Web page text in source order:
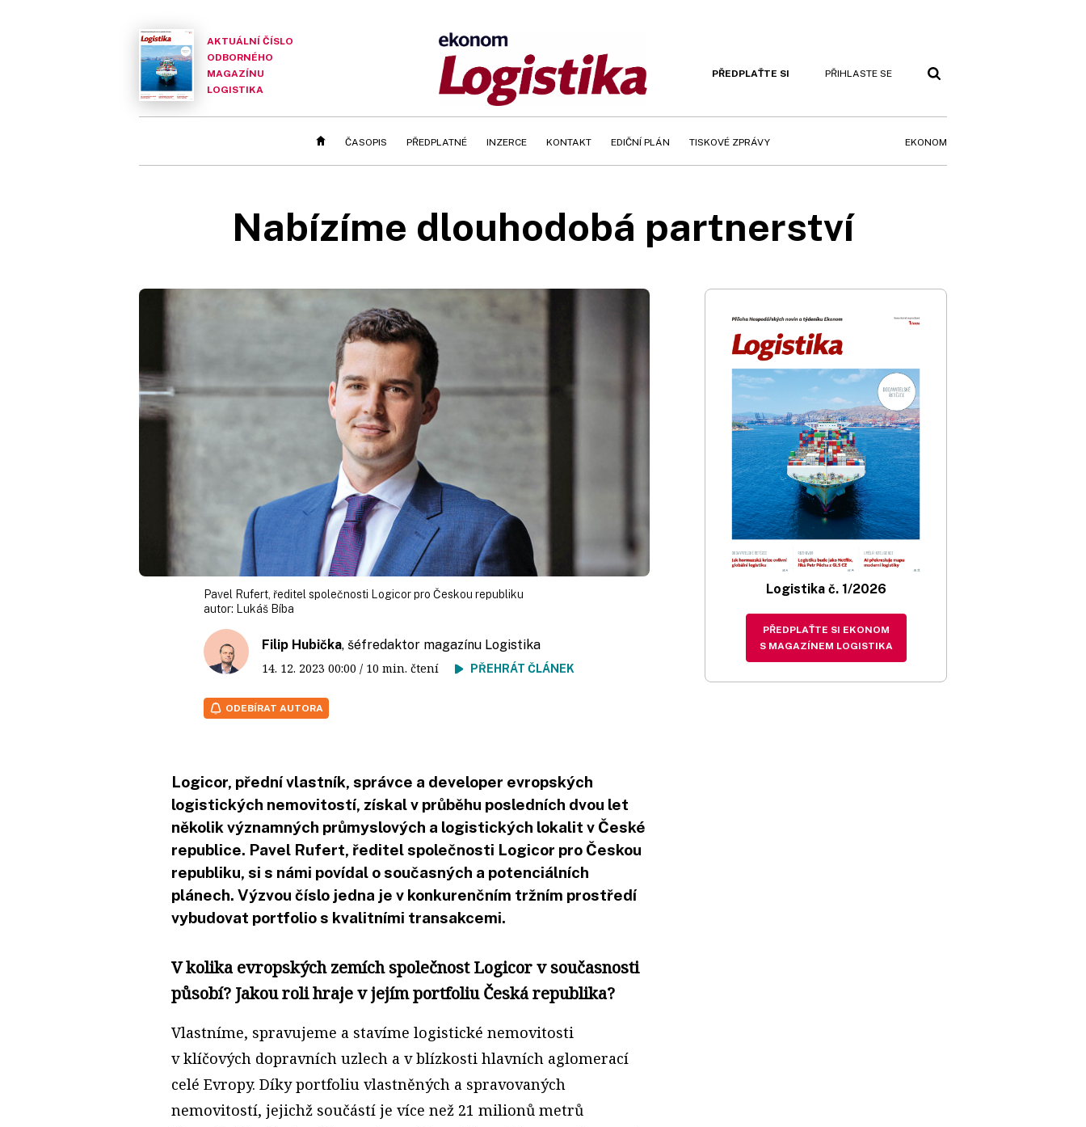
AKTUÁLNÍ ČÍSLO
ODBORNÉHO
MAGAZÍNU
LOGISTIKA
PŘEDPLAŤTE SI PŘIHLASTE SE
ČASOPIS PŘEDPLATNÉ INZERCE KONTAKT EDIČNÍ PLÁN TISKOVÉ ZPRÁVY EKONOM
Nabízíme dlouhodobá partnerství
Pavel Rufert, ředitel společnosti Logicor pro Českou republiku
autor: Lukáš Bíba
Filip Hubička, šéfredaktor magazínu Logistika
14. 12. 2023 00:00 / 10 min. čtení PŘEHRÁT ČLÁNEK
ODEBÍRAT AUTORA
Logicor, přední vlastník, správce a developer evropských
logistických nemovitostí, získal v průběhu posledních dvou let
několik významných průmyslových a logistických lokalit v České
republice. Pavel Rufert, ředitel společnosti Logicor pro Českou
republiku, si s námi povídal o současných a potenciálních
plánech. Výzvou číslo jedna je v konkurenčním tržním prostředí
vybudovat portfolio s kvalitními transakcemi.
V kolika evropských zemích společnost Logicor v současnosti
působí? Jakou roli hraje v jejím portfoliu Česká republika?
Vlastníme, spravujeme a stavíme logistické nemovitosti
v klíčových dopravních uzlech a v blízkosti hlavních aglomerací
celé Evropy. Díky portfoliu vlastněných a spravovaných
nemovitostí, jejichž součástí je více než 21 milionů metrů
Logistika č. 1/2026
PŘEDPLAŤTE SI EKONOM
S MAGAZÍNEM LOGISTIKA